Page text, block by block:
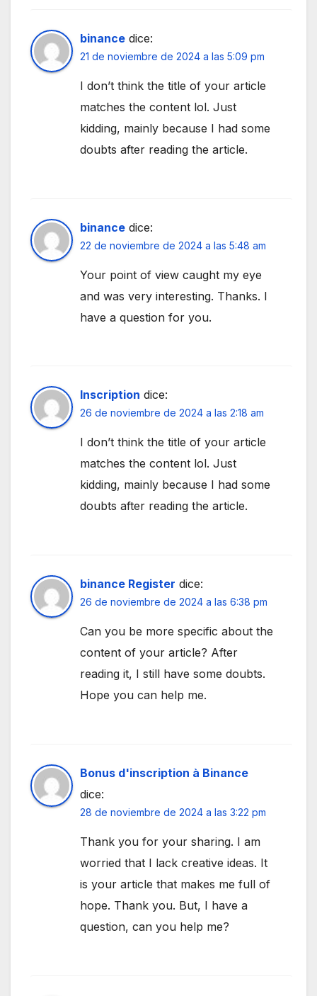
binance dice:
21 de noviembre de 2024 a las 5:09 pm
I don’t think the title of your article
matches the content lol. Just
kidding, mainly because I had some
doubts after reading the article.
binance dice:
22 de noviembre de 2024 a las 5:48 am
Your point of view caught my eye
and was very interesting. Thanks. I
have a question for you.
Inscription dice:
26 de noviembre de 2024 a las 2:18 am
I don’t think the title of your article
matches the content lol. Just
kidding, mainly because I had some
doubts after reading the article.
binance Register dice:
26 de noviembre de 2024 a las 6:38 pm
Can you be more specific about the
content of your article? After
reading it, I still have some doubts.
Hope you can help me.
Bonus d'inscription à Binance
dice:
28 de noviembre de 2024 a las 3:22 pm
Thank you for your sharing. I am
worried that I lack creative ideas. It
is your article that makes me full of
hope. Thank you. But, I have a
question, can you help me?